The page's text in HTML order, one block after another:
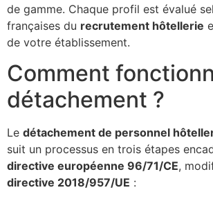
de gamme. Chaque profil est évalué
françaises du recrutement hôtellerie
de votre établissement.
Comment
détachement ?
Le détachement de personnel
suit un processus en trois étapes
directive européenne 96/71/CE,
directive 2018/957/UE :